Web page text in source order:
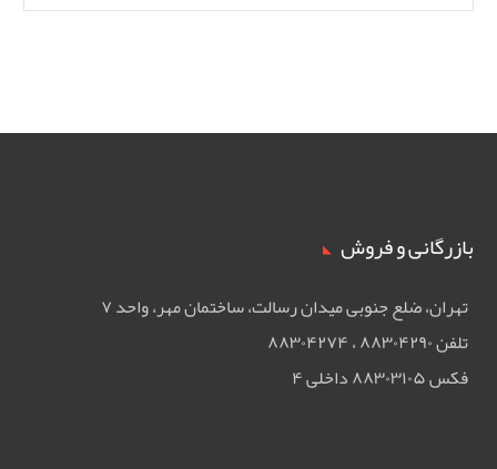
بازرگانی و فروش
تهران، ضلع جنوبی ميدان رسالت، ساختمان مهر، واحد ۷
تلفن ۸۸۳۰۴۲۹۰ ، ۸۸۳۰۴۲۷۴
فکس ۸۸۳۰۳۱۰۵ داخلی ۴